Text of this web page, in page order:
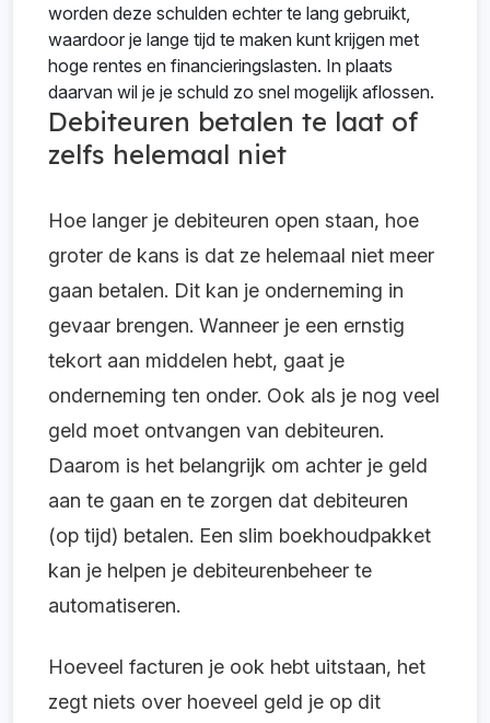
worden deze schulden echter te lang gebruikt,
waardoor je lange tijd te maken kunt krijgen met
hoge rentes en financieringslasten. In plaats
daarvan wil je je schuld zo snel mogelijk aflossen.
Debiteuren betalen te laat of
zelfs helemaal niet
Hoe langer je debiteuren open staan, hoe
groter de kans is dat ze helemaal niet meer
gaan betalen. Dit kan je onderneming in
gevaar brengen. Wanneer je een ernstig
tekort aan middelen hebt, gaat je
onderneming ten onder. Ook als je nog veel
geld moet ontvangen van debiteuren.
Daarom is het belangrijk om achter je geld
aan te gaan en te zorgen dat debiteuren
(op tijd) betalen. Een slim boekhoudpakket
kan je helpen je debiteurenbeheer te
automatiseren.
Hoeveel facturen je ook hebt uitstaan, het
zegt niets over hoeveel geld je op dit